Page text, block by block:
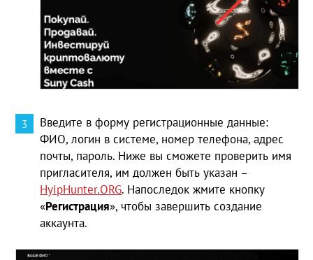
Введите в форму регистрационные данные:
ФИО, логин в системе, номер телефона, адрес
почты, пароль. Ниже вы сможете проверить имя
пригласителя, им должен быть указан –
HyipHunter.ORG. Напоследок жмите кнопку
«Регистрация», чтобы завершить создание
аккаунта.